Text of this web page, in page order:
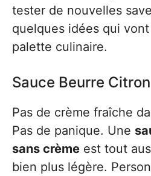
tester de nouvelles
quelques idées qui
palette culinaire.
Sauce Beurre
Pas de crème fraîche
Pas de panique. Une
sans crème est tout
bien plus légère.